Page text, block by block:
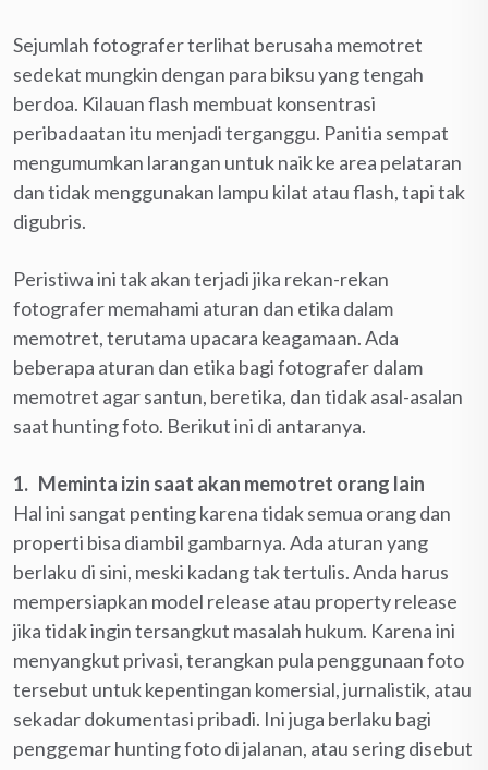
Sejumlah fotografer terlihat berusaha memotret
sedekat mungkin dengan para biksu yang tengah
berdoa. Kilauan flash membuat konsentrasi
peribadaatan itu menjadi terganggu. Panitia sempat
mengumumkan larangan untuk naik ke area pelataran
dan tidak menggunakan lampu kilat atau flash, tapi tak
digubris.
Peristiwa ini tak akan terjadi jika rekan-rekan
fotografer memahami aturan dan etika dalam
memotret, terutama upacara keagamaan. Ada
beberapa aturan dan etika bagi fotografer dalam
memotret agar santun, beretika, dan tidak asal-asalan
saat hunting foto. Berikut ini di antaranya.
1. Meminta izin saat akan memotret orang lain
Hal ini sangat penting karena tidak semua orang dan
properti bisa diambil gambarnya. Ada aturan yang
berlaku di sini, meski kadang tak tertulis. Anda harus
mempersiapkan model release atau property release
jika tidak ingin tersangkut masalah hukum. Karena ini
menyangkut privasi, terangkan pula penggunaan foto
tersebut untuk kepentingan komersial, jurnalistik, atau
sekadar dokumentasi pribadi. Ini juga berlaku bagi
penggemar hunting foto di jalanan, atau sering disebut